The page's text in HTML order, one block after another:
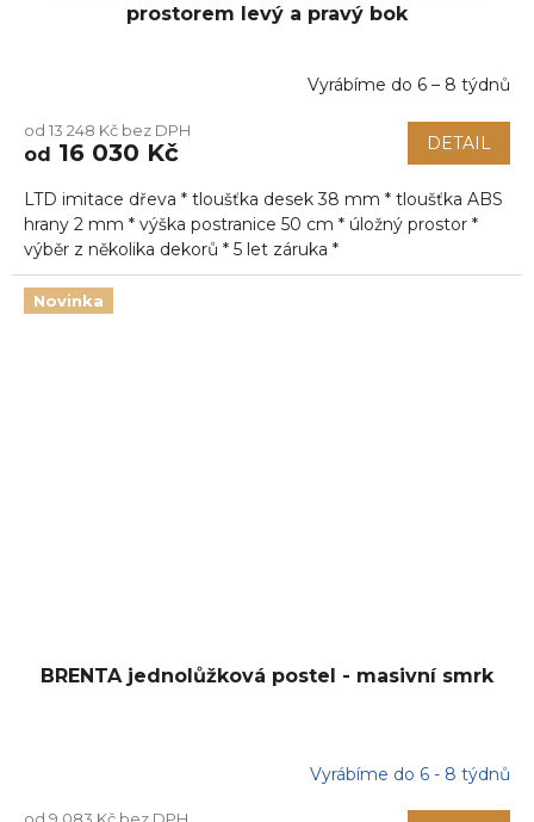
prostorem levý a pravý bok
produktu
je
z
5
hvězdiček.
Vyrábíme do 6 – 8 týdnů
od 13 248 Kč bez DPH
od 16 030 Kč DETAIL
LTD imitace dřeva * tloušťka desek 38 mm * tloušťka ABS
hrany 2 mm * výška postranice 50 cm * úložný prostor *
výběr z několika dekorů * 5 let záruka *
Novinka
BRENTA jednolůžková postel - masivní smrk
Vyrábíme do 6 - 8 týdnů